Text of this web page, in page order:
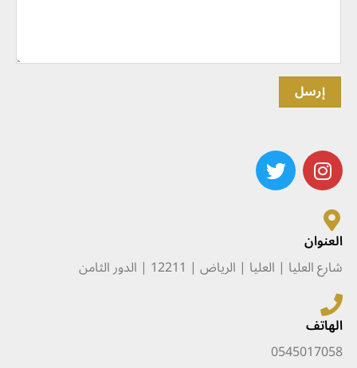
العنوان
شارع العليا | العليا | الرياض | 12211 | الدور الثامن
الهاتف
0545017058